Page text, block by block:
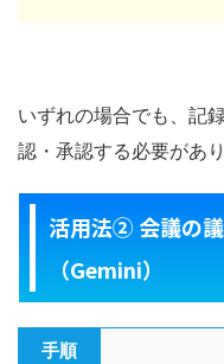
いずれの場合でも、記
認・承認する必要があり
活用法② 会議の
（Gemini）
手順